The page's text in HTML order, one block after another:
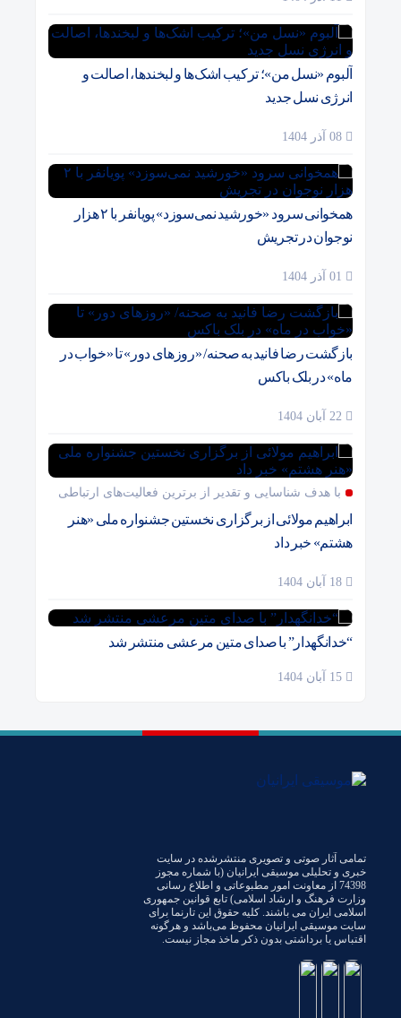
آلبوم «نسل من»؛ ترکیب اشک‌ها و لبخندها، اصالت و
انرژی نسل جدید
همخوانی سرود «خورشید نمی‌سوزد» پویانفر با ۲ هزار
نوجوان در تجریش
بازگشت رضا فانید به صحنه/ «روزهای دور» تا «خواب در
ماه» در بلک باکس
با هدف شناسایی و تقدیر از برترین فعالیت‌های ارتباطی
ابراهیم مولائی از برگزاری نخستین جشنواره ملی «هنر
هشتم» خبر داد
“خدانگهدار” با صدای متین مرعشی منتشر شد
تمامی آثار صوتی و تصویری منتشرشده در سایت
خبری و تحلیلی موسیقی ایرانیان (با شماره مجوز
74398 از معاونت امور مطبوعاتی و اطلاع رسانی
وزارت فرهنگ و ارشاد اسلامی) تابع قوانین جمهوری
اسلامی ایران می باشند. کلیه حقوق این تارنما برای
سایت موسیقی ایرانیان محفوظ می‌باشد و هرگونه
اقتباس یا برداشتی بدون ذکر ماخذ مجاز نیست.